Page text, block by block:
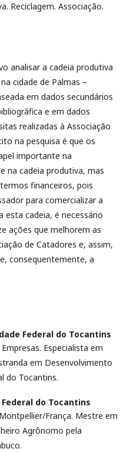
Reciclagem. Associação.
analisar a cadeia produtiva
cidade de Palmas –
em dados secundários
e em dados
realizadas à Associação
na pesquisa é que os
importante na
na cadeia produtiva, mas
financeiros, pois
para comercializar a
esta cadeia, é necessário
ações que melhorem as
de Catadores e, assim,
consequentemente, a
Federal do Tocantins
Especialista em
em Desenvolvimento
do Tocantins.
do Tocantins
França. Mestre em
Agrônomo pela